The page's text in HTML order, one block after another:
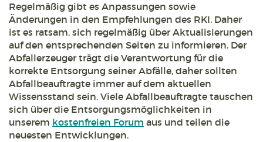
Regelmäßig gibt es Anpassungen sowie
Änderungen in den Empfehlungen des RKI. Daher
ist es ratsam, sich regelmäßig über Aktualisierungen
auf den entsprechenden Seiten zu informieren. Der
Abfallerzeuger trägt die Verantwortung für die
korrekte Entsorgung seiner Abfälle, daher sollten
Abfallbeauftragte immer auf dem aktuellen
Wissensstand sein. Viele Abfallbeauftragte tauschen
sich über die Entsorgungsmöglichkeiten in
unserem kostenfreien Forum aus und teilen die
neuesten Entwicklungen.